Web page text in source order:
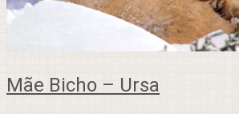
Mãe Bicho – Ursa